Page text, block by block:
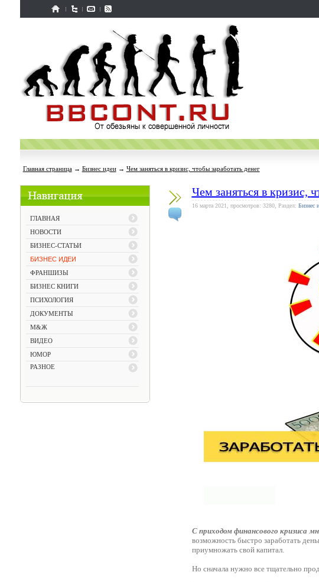
Главная страница→ Бизнес идеи→ Чем заняться в кризис, чтобы заработать денег
ГЛАВНАЯ
НОВОСТИ
БИЗНЕС-СТАТЬИ
БИЗНЕС ИДЕИ
ФРАНШИЗЫ
БИЗНЕС КНИГИ
ПСИХОЛОГИЯ
ДОКУМЕНТЫ
М&Ж
ВИДЕО
ЮМОР
РАЗНОЕ
Чем заняться в кризис,
16 марта 2021, просмотров: 3280, Раздел: Бизнес
С приходом финансового кризиса
возможность быстро заработать
приумножать свой капитал.
Но сначала нужно все тщательно